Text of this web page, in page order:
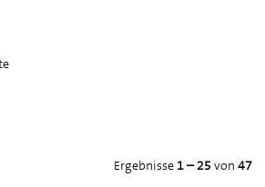
Ergebnisse 1 – 25 von 47